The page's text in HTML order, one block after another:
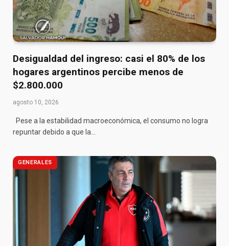
Desigualdad del ingreso: casi el 80% de los
hogares argentinos percibe menos de
$2.800.000
agosto 10, 2026
Pese a la estabilidad macroeconómica, el consumo no logra
repuntar debido a que la…
GENERALES